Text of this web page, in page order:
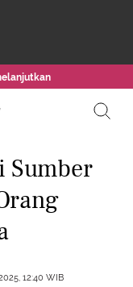
Sumber
12:40 WIB